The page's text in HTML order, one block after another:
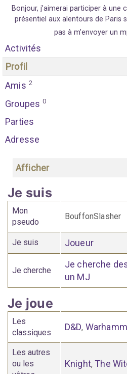
Bonjour, j’aimerai participer à une
présentiel aux alentours de Paris
pas à m’envoyer un
Activités
Profil
Amis 2
Groupes 0
Parties
Adresse
Afficher
Je suis
Mon
pseudo
BouffonSlasher
Je suis Joueur
Je cherche
Je cherche
un MJ
Je joue
Les
classiques
D&D,
Les autres
ou les
Knight, The